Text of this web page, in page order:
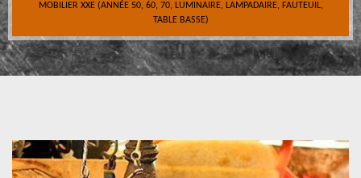
MOBILIER XXE (ANNÉE 50, 60, 70, LUMINAIRE, LAMPADAIRE, FAUTEUIL,
TABLE BASSE)